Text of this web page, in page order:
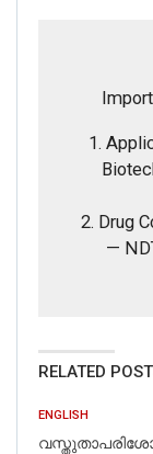
1.
2. Drug
—
RELATED
ENGLISH